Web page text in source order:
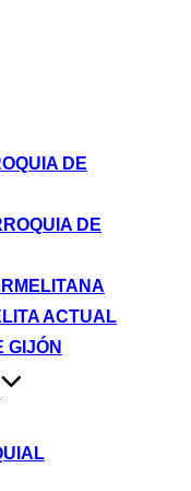
DE
DE
ACTUAL
GIJÓN